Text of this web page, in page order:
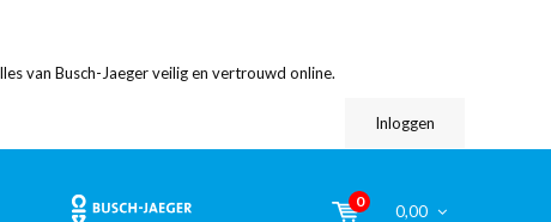
van Busch-Jaeger veilig en vertrouwd online.
Inloggen
0
0,00